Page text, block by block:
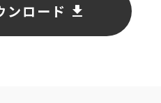
ンロード